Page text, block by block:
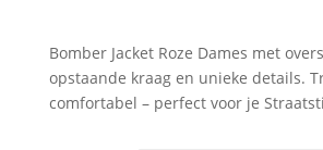
Bomber Jacket Roze Dames met
opstaande kraag en unieke details.
comfortabel – perfect voor je